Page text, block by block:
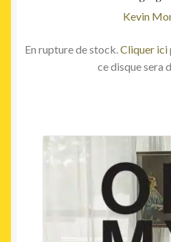
Kevin
En rupture de stock.Cliquer ici
ce disque sera